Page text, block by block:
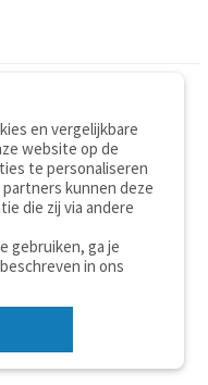
current
en vergelijkbare
website op de
te personaliseren
kunnen deze
die zij via andere
gebruiken, ga je
in ons